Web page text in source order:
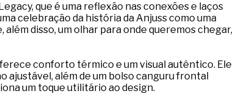
que é uma reflexão nas conexões e laços
celebração da história da Anjuss como uma
disso, um olhar para onde queremos chegar,
conforto térmico e um visual autêntico. Ele
ajustável, além de um bolso canguru frontal
um toque utilitário ao design.